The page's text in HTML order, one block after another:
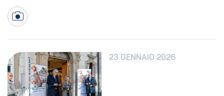
23 GENNAIO 2026